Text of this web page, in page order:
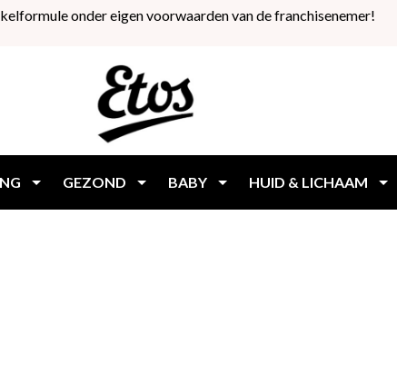
onder eigen voorwaarden van de franchisenemer!
GEZOND BABY HUID & LICHAAM